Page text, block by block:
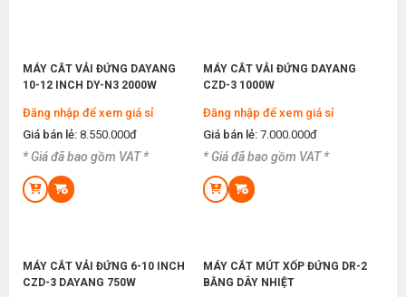
Thứ bảy, 13/06/2026
Và Chính Hãng Chuẩn Xác
Thứ ba, 09/06/2026
Mở Xưởng May Gia Công Thì Nên Mua Máy May
Ở Đâu Giá Rẻ Chất Lượng
Thứ bảy, 06/06/2026
Thứ ba, 02/06/2026
MÁY MAY BAO MINI GK9-2
Đăng nhập để xem giá sỉ
Giá bán lẻ:
1.100.000đ
MÁY MAY BAO CẦM TAY GK9-200 KHÔNG BÌNH
Giá bán lẻ:
1.650.000đ
MÁY CẮT VẢI ĐỨNG DAYANG
10-12 INCH DY-N3 2000W
Đăng nhập để xem giá sỉ
Giá bán lẻ: 8.550.000đ
* Giá đã bao gồm VAT *
MÁY CẮT VẢI ĐỨNG DAYANG
CZD-3 1000W
Đăng nhập để xem giá sỉ
Giá bán lẻ: 7.000.000đ
* Giá đã bao gồm VAT *
MÁY CẮT VẢI ĐỨNG 6-10 INCH
CZD-3 DAYANG 750W
MÁY CẮT MÚT XỐP ĐỨNG DR-2
BẰNG DÂY NHIỆT